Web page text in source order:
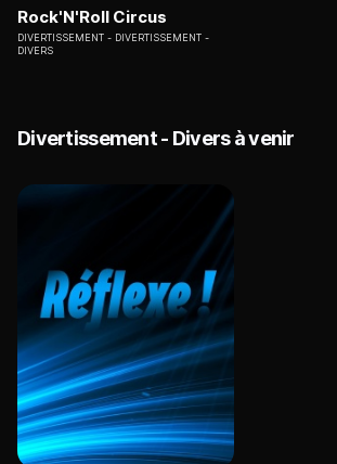
Rock'N'Roll Circus
DIVERTISSEMENT
DIVERTISSEMENT -
DIVERS
Divertissement - Divers à venir